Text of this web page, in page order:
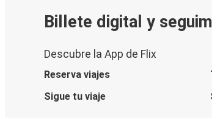
Billete digital y
Descubre la App de Flix
Reserva viajes
Sigue tu viaje